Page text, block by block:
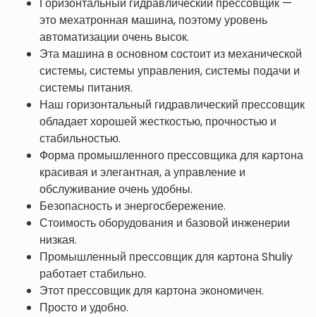
Горизонтальный гидравлический прессовщик —
это мехатронная машина, поэтому уровень
автоматизации очень высок.
Эта машина в основном состоит из механической
системы, системы управления, системы подачи и
системы питания.
Наш горизонтальный гидравлический прессовщик
обладает хорошей жесткостью, прочностью и
стабильностью.
Форма промышленного прессовщика для картона
красивая и элегантная, а управление и
обслуживание очень удобны.
Безопасность и энергосбережение.
Стоимость оборудования и базовой инженерии
низкая.
Промышленный прессовщик для картона Shuliy
работает стабильно.
Этот прессовщик для картона экономичен.
Просто и удобно.